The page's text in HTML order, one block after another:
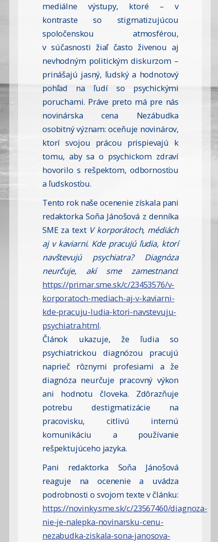
mediálne výstupy, ktoré – v
kontraste so stigmatizujúcou
spoločenskou atmosférou,
v súčasnosti žiaľ často živenou aj
nevhodným politickým diskurzom –
prinášajú jasný, ľudský a hodnotový
pohľad na ľudí so psychickými
poruchami. Práve preto má pre nás
novinárska cena Nezábudka
osobitný význam: oceňuje novinárov,
ktorí svojou prácou prispievajú k
tomu, aby sa o psychickom zdraví
hovorilo s rešpektom, odbornosťou
a ľudskosťou.
Tento rok naše ocenenie získala pani
redaktorka Soňa Jánošová z denníka
SME za text V korporátoch, médiách
aj v kaviarni. Kde pracujú ľudia, ktorí
navštevujú psychiatra? Diagnóza
neurčuje, akí sme zamestnanci:
https://primar.sme.sk/c/23453576/v-
korporatoch-mediach-aj-v-kaviarni-
kde-pracuju-ludia-ktori-navstevuju-
psychiatra.html.
Článok ukazuje, že ľudia so
psychiatrickou diagnózou pracujú
naprieč rôznymi profesiami a že
diagnóza neurčuje pracovný výkon
ani hodnotu človeka. Zdôrazňuje
potrebu destigmatizácie na
pracovisku, citlivú internú
komunikáciu a používanie
rešpektujúceho jazyka.
Pani redaktorka Soňa Jánošová
reaguje na ocenenie a uvádza
podrobnosti o svojom texte v článku:
https://novinky.sme.sk/c/23567460/diagnoza-
nie-je-nalepka-novinarsku-cenu-
nezabudka-ziskala-sona-janosova-